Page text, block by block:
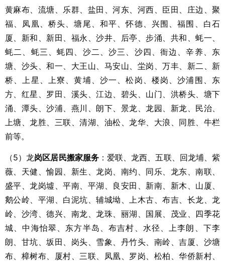
黄麻布、流塘、乐群、盐田、河东、河西、臣田、庄边、聚
福、凤凰、桥头、塘尾、和平、怀德、兴围、福围、白石
厦、新和、新田、福永、沙井、后亭、步涌、共和、蚝一、
蚝二、蚝三、蚝四、沙二、沙三、沙四、衙边、辛养、东
塘、沙头、和一、大王山、马安山、坣岗、万丰、新二、新
桥、上星、上寮、黄埔、沙一、松岗、楼岗、沙浦围、东
方、红星、罗田、溪头、江边、碧头、山门、洪桥头、塘下
涌、潭头、沙浦、燕川、朗下、景龙、龙园、新龙、民治、
上塘、龙胜、三联、清湖、油松、龙华、大浪、同胜、牛栏
前等。
（5）龙岗区居民搬家服务：爱联、龙西、五联、回龙埔、紫
薇、天健、愉园、新生、龙岗、南约、同乐、龙东、南联、
盛平、龙岗墟、平南、平湖、良安田、新南、新木、山厦、
鹅公岭、平湖、白泥坑、辅城坳、上木古、布吉、长龙、龙
岭、沙湾、德兴、南龙、龙珠、丽湖、国展、茂业、四季花
城、中海怡翠、东方半岛、布吉村、水径、上李朗、下李
朗、甘坑、坂田、岗头、雪象、丹竹头、南岭、吉厦、沙塘
布、樟树布、厦村、三联、凤凰、罗岗、松柏、华侨新村、